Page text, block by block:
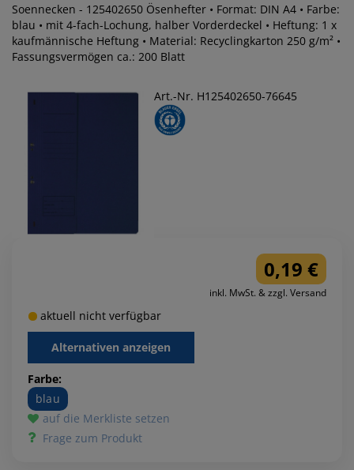
Soennecken - 125402650 Ösenhefter • Format: DIN A4 • Farbe:
blau • mit 4-fach-Lochung, halber Vorderdeckel • Heftung: 1 x
kaufmännische Heftung • Material: Recyclingkarton 250 g/m² •
Fassungsvermögen ca.: 200 Blatt
Art.-Nr. H125402650-76645
0,19 €
inkl. MwSt. & zzgl. Versand
aktuell nicht verfügbar
Alternativen anzeigen
Farbe:
blau
auf die Merkliste setzen
Frage zum Produkt